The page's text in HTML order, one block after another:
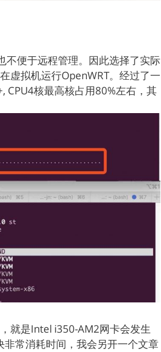
不便于远程管理。因此选择了实际
虚拟机运行OpenWRT。经过了一
核最高核占用80%左右，其
就是Intel i350-AM2网卡会发生
非常消耗时间，我会另开一个文章